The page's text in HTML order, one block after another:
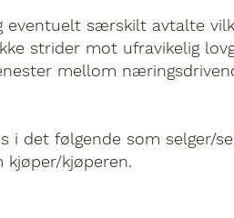
eventuelt særskilt avtalte
strider mot ufravikelig
mellom
i det følgende som selger/
kjøperen.